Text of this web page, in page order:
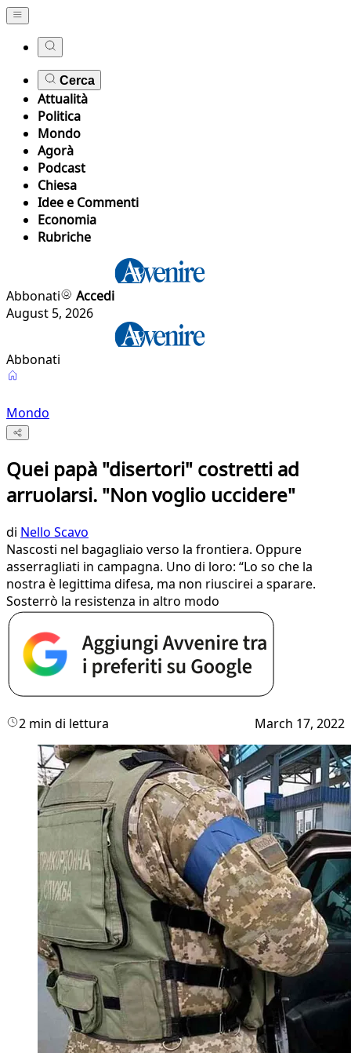
Cerca
Attualità
Politica
Mondo
Agorà
Podcast
Chiesa
Idee e Commenti
Economia
Rubriche
Abbonati
Accedi
August 5, 2026
Abbonati
Mondo
Quei papà "disertori" costretti ad
arruolarsi. "Non voglio uccidere"
di Nello Scavo
Nascosti nel bagagliaio verso la frontiera. Oppure
asserragliati in campagna. Uno di loro: “Lo so che la
nostra è legittima difesa, ma non riuscirei a sparare.
Sosterrò la resistenza in altro modo
2 min di lettura March 17, 2022